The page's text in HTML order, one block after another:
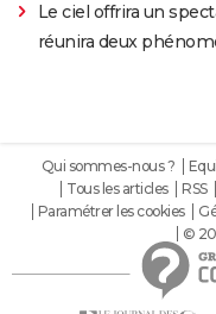
Le ciel offrira un
réunira deux
Qui sommes-nous ?
Tous les articles
RSS
Paramétrer les cookies
©